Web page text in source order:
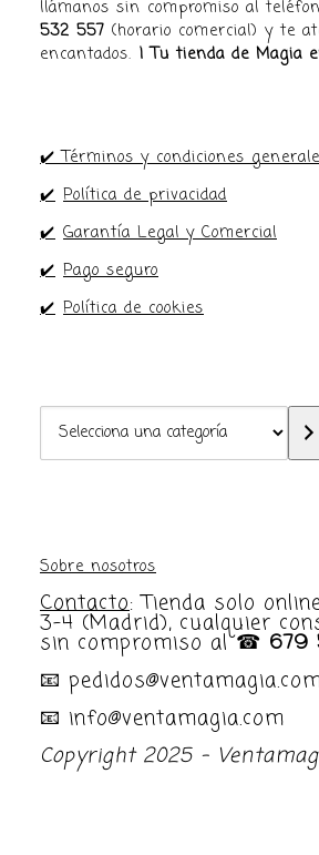
llámanos sin compromiso al
532 557 (horario comercial) y te
encantados. ¡ Tu tienda de Magia
✔️ Términos y condiciones
✔️ Política de privacidad
✔️ Garantía Legal y Comercial
✔️ Pago seguro
✔️ Política de cookies
una
Sobre nosotros
Contacto: Tienda solo
3-4 (Madrid), cualquier
sin compromiso al ☎ 679
📧
📧 info@ventamagia.com
Copyright 2025 -